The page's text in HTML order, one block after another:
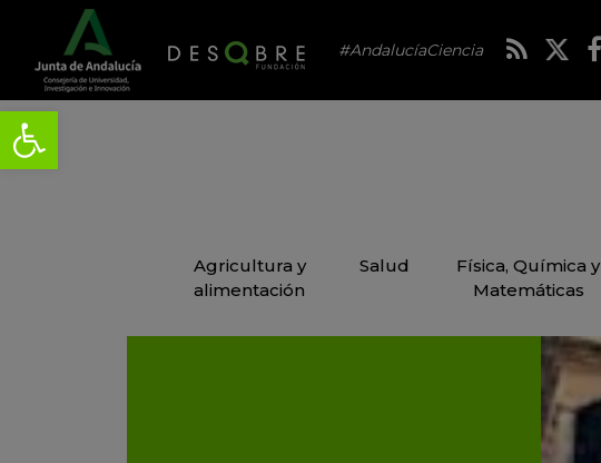
#AndalucíaCiencia
Agricultura y
alimentación
Salud
Física, Química y
Matemáticas